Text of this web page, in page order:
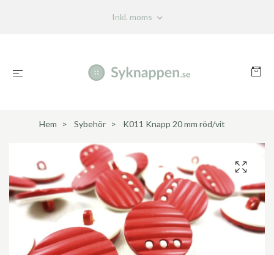
Inkl. moms
Hem Sybehör K011 Knapp 20 mm röd/vit